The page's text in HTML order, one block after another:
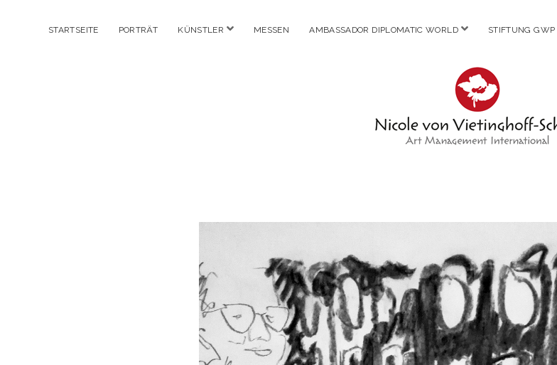
STARTSEITE PORTRÄT KÜNSTLER MenüMESSEN AMBASSADOR DIPLOMATIC WORLD Menü
STIFTUNG GWP
von
Vietinghoff
-
Scheel